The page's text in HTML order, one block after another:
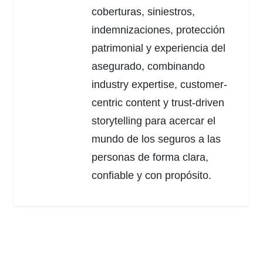
coberturas, siniestros,
indemnizaciones, protección
patrimonial y experiencia del
asegurado, combinando
industry expertise, customer-
centric content y trust-driven
storytelling para acercar el
mundo de los seguros a las
personas de forma clara,
confiable y con propósito.